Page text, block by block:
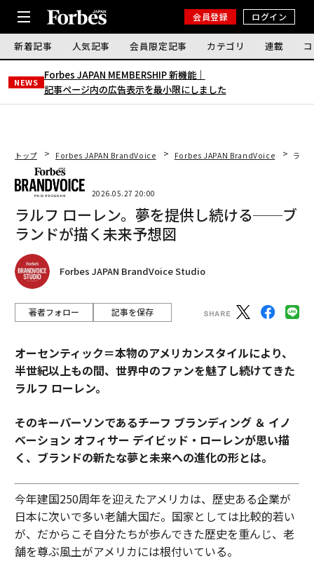
会員登録 ログイン
新着記事 人気記事 会員限定記事 カテゴリ 連載
NEWS
Forbes JAPAN MEMBERSHIP 新機能｜
記事ページ内の広告表示を最小限にしました
トップ Forbes JAPAN BrandVoice Forbes JAPAN BrandVoice ラル
2026.05.27 20:00
ラルフ ローレン。夢を提供し続ける──ブ
ランドが描く未来予想図
Forbes JAPAN BrandVoice Studio
著者フォロー 記事を保存
オーセンティック＝本物のアメリカンスタイルにより、
半世紀以上もの間、世界中のファンを魅了し続けてきた
ラルフ ローレン。
そのキーパーソンであるチーフ ブランディング ＆ イノ
ベーション オフィサー デイビッド・ローレンが思い描
く、ブランドの新たな夢と未来への進化の形とは。
今年建国250周年を迎えたアメリカは、歴史ある企業が
日本に次いで多い老舗大国だ。国家としては比較的若い
が、だからこそ自分たちが歩んできた歴史を重んじ、老
舗を尊ぶ風土がアメリカには根付いている。